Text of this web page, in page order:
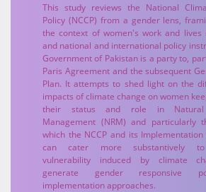
This study reviews the National
Policy (NCCP) from a gender lens,
the context of women's work and lives
and national and international policy
Government of Pakistan is a party to,
Paris Agreement and the subsequent
Plan. It attempts to shed light on the
impacts of climate change on women
their status and role in Natural
Management (NRM) and particularly
which the NCCP and its
can cater more substantively to
vulnerability induced by climate
generate gender responsive
implementation approaches.